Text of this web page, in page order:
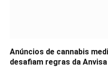
Anúncios de cannabis
desafiam regras da Anvisa